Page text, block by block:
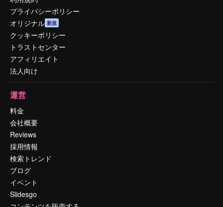
プライバシーポリシー
オリジナル 新規
クッキーポリシー
トラストセンター
アフィリエイト
法人向け
運営
料金
会社概要
Reviews
採用情報
検索トレンド
ブログ
イベント
Slidesgo